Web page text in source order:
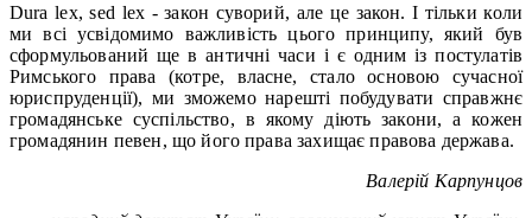
Dura lex, sed lex - закон суворий, але це закон. І тільки коли
ми всі усвідомимо важливість цього принципу, який був
сформульований ще в античні часи і є одним із постулатів
Римського права (котре, власне, стало основою сучасної
юриспруденції), ми зможемо нарешті побудувати справжнє
громадянське суспільство, в якому діють закони, а кожен
громадянин певен, що його права захищає правова держава.
Валерій Карпунцов